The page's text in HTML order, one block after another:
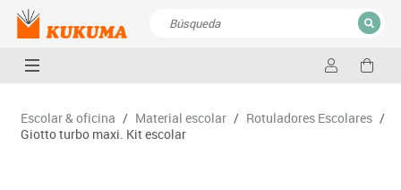
CERRAR
Escolar & oficina / Material escolar / Rotuladores Escolares /
Giotto turbo maxi. Kit escolar